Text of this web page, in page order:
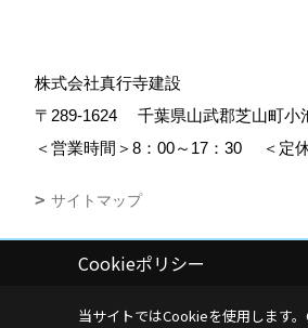
株式会社真行寺建設
〒289-1624
千葉県山武郡芝山町
＜営業時間＞8：00～17：30
＜定
サイトマップ
Copyright (c) Shingyojikensetsu. All Rights
Cookieポリシー
当サイトではCookieを使用します。